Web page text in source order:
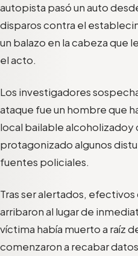
autopista pasó un auto
disparos contra el
un balazo en la cabeza que
el acto.
Los investigadores
ataque fue un hombre que
local bailable alcoholizadoy
protagonizado algunos
fuentes policiales.
Tras ser alertados, efectivos
arribaron al lugar de
víctima había muerto a raíz
comenzaron a recabar